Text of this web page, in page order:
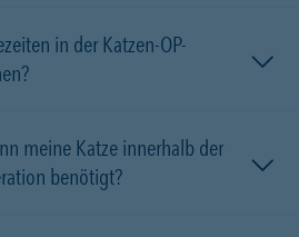
in der Katzen-OP-
meine Katze innerhalb der
benötigt?